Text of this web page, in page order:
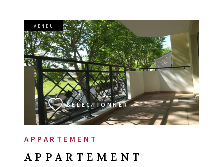
APPARTEMENT
APPARTEMENT
VENDU
SÉLECTIONNER
VOIR LE BIEN